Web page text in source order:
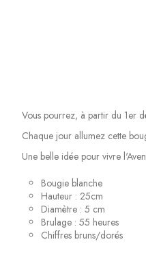
Vous pourrez, à partir du 1er
Chaque jour allumez cette
Une belle idée pour vivre
Bougie blanche
Hauteur : 25cm
Diamètre : 5 cm
Brulage : 55 heures
Chiffres bruns/dorés